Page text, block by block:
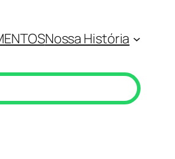
Nossa História